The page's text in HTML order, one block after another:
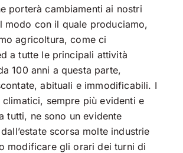
porterà cambiamenti ai nostri
modo con il quale produciamo,
agricoltura, come ci
a tutte le principali attività
100 anni a questa parte,
abituali e immodificabili. I
climatici, sempre più evidenti e
tutti, ne sono un evidente
scorsa molte industrie
modificare gli orari dei turni di